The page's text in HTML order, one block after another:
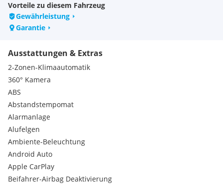
Vorteile zu diesem Fahrzeug
Gewährleistung
Garantie
Ausstattungen & Extras
2-Zonen-Klimaautomatik
360° Kamera
ABS
Abstandstempomat
Alarmanlage
Alufelgen
Ambiente-Beleuchtung
Android Auto
Apple CarPlay
Beifahrer-Airbag Deaktivierung